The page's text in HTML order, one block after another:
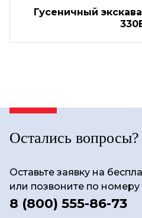
Гусеничный
Остались вопросы?
Оставьте заявку на
или позвоните по номеру
8 (800) 555-86-73